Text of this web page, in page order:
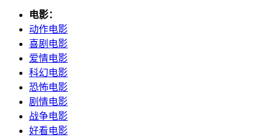
电影：
动作电影
喜剧电影
爱情电影
科幻电影
恐怖电影
剧情电影
战争电影
好看电影